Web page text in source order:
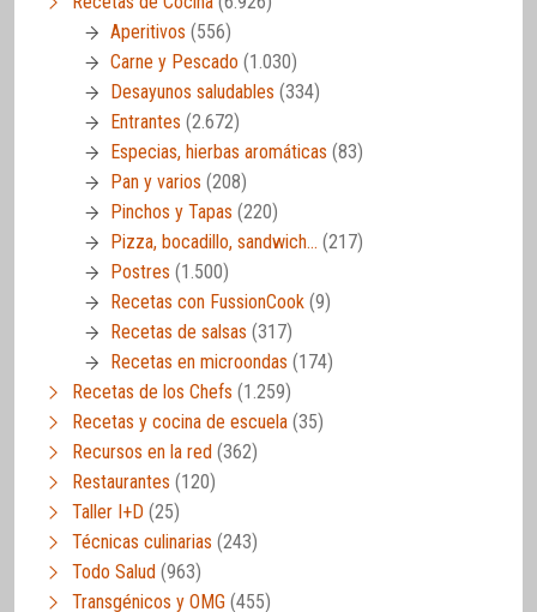
Aperitivos (556)
Carne y Pescado (1.030)
Desayunos saludables (334)
Entrantes (2.672)
Especias, hierbas aromáticas (83)
Pan y varios (208)
Pinchos y Tapas (220)
Pizza, bocadillo, sandwich… (217)
Postres (1.500)
Recetas con FussionCook (9)
Recetas de salsas (317)
Recetas en microondas (174)
Recetas de los Chefs (1.259)
Recetas y cocina de escuela (35)
Recursos en la red (362)
Restaurantes (120)
Taller I+D (25)
Técnicas culinarias (243)
Todo Salud (963)
Transgénicos y OMG (455)